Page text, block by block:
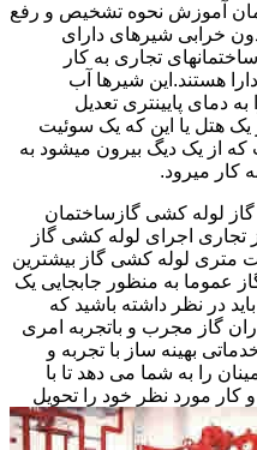
آموزش نحوه تشخیص و رفع
خرابی شیرهای دارای
تجاری به کار
هستند.این شیرها آب
دمای پایینتری تعدیل
یک هتل یا این که یک سوئیت
فارنهایت که از یک دیگ بیرون میشود به
لوله کشی گازساختمان
اجرای لوله کشی گاز
متری لوله کشی گاز بیشترین
عموما به منظور جابجایی یک
در نظر داشته باشید که
گاز مجرب و باتجربه امری
بهینه ساز با تجربه و
را به شما می دهد تا با
کار مورد نظر خود را تحویل